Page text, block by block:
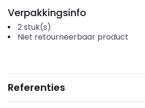
Verpakkingsinfo
2stuk(s)
Niet retourneerbaar product
Referenties